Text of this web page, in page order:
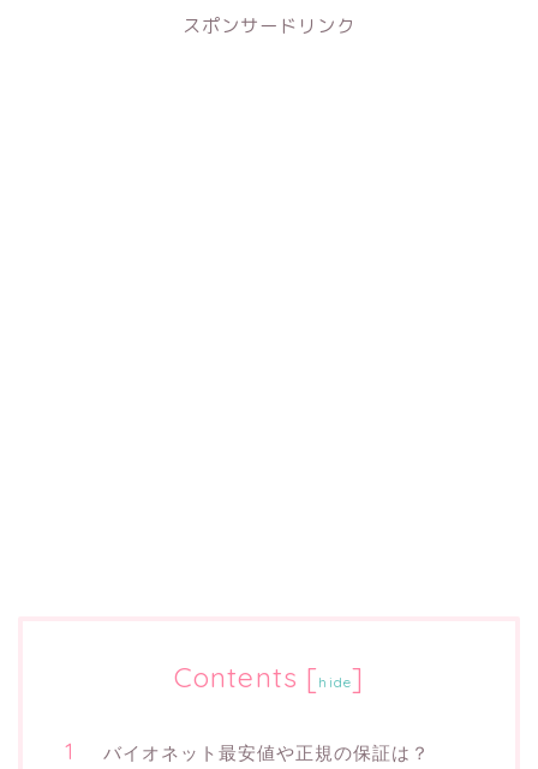
スポンサードリンク
Contents [ hide]
バイオネット最安値や正規の保証は？